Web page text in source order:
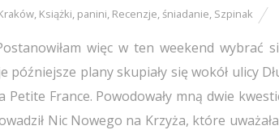
, Książki, panini, Recenzje,śniadanie, Szpinak
więc w ten weekend wybrać
plany skupiały się wokół ulicy
France. Powodowały mną dwie
Nic Nowego na Krzyża, które